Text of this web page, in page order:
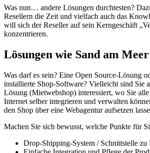
Was nun… andere Lösungen durchtesten?
Resellern die Zeit und vielfach auch das
will sich der Reseller auf sein Kerngeschäft
konzentrieren.
Lösungen wie Sand am Meer
Was darf es sein? Eine Open Source-Lösung
installierte Shop-Software? Vielleicht sind Sie
Lösung (Mietwebshop) interessiert, wo Sie
Internet selber integrieren und verwalten
den Shop über eine Webagentur aufsetzen
Machen Sie sich bewusst, welche Punkte für
Drop-Shipping-System / Schnittstelle